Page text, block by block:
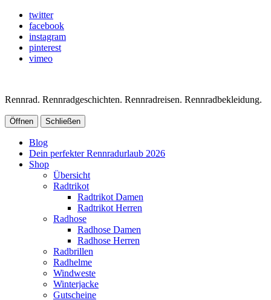
twitter
facebook
instagram
pinterest
vimeo
Rennrad. Rennradgeschichten. Rennradreisen. Rennradbekleidung.
Öffnen Schließen
Blog
Dein perfekter Rennradurlaub 2026
Shop
Übersicht
Radtrikot
Radtrikot Damen
Radtrikot Herren
Radhose
Radhose Damen
Radhose Herren
Radbrillen
Radhelme
Windweste
Winterjacke
Gutscheine